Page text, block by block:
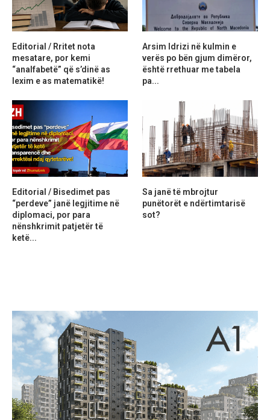
Editorial / Rritet nota
mesatare, por kemi
“analfabetë” që s’dinë as
lexim e as matematikë!
Arsim Idrizi në kulmin e
verës po bën gjum dimëror,
është rrethuar me tabela
pa...
Editorial / Bisedimet pas
“perdeve” janë legjitime në
diplomaci, por para
nënshkrimit patjetër të
ketë...
Sa janë të mbrojtur
punëtorët e ndërtimtarisë
sot?